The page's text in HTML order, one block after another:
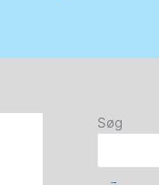
Søg